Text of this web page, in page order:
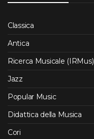
Classica
Antica
Ricerca Musicale (IRMus)
Jazz
Popular Music
Didattica della Musica
Cori